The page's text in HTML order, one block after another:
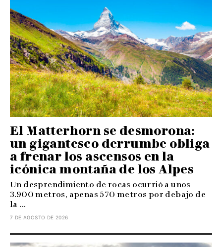
El Matterhorn se desmorona:
un gigantesco derrumbe obliga
a frenar los ascensos en la
icónica montaña de los Alpes
Un desprendimiento de rocas ocurrió a unos
3.900 metros, apenas 570 metros por debajo de
la ...
7 DE AGOSTO DE 2026